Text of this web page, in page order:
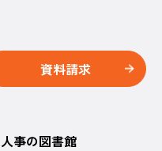
資料請求
人事の図書館